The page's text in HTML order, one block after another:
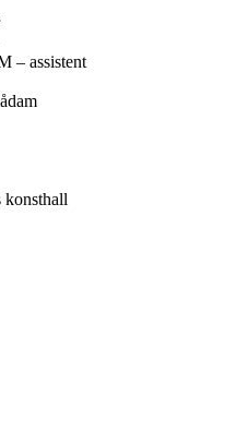
– assistent